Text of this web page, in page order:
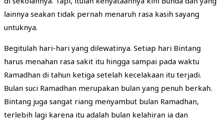
lainnya seakan tidak pernah menaruh rasa kasih sayang
untuknya.
Begitulah hari-hari yang dilewatinya. Setiap hari Bintang
harus menahan rasa sakit itu hingga sampai pada waktu
Ramadhan di tahun ketiga setelah kecelakaan itu terjadi.
Bulan suci Ramadhan merupakan bulan yang penuh berkah.
Bintang juga sangat riang menyambut bulan Ramadhan,
terlebih lagi karena itu adalah bulan kelahiran ia dan